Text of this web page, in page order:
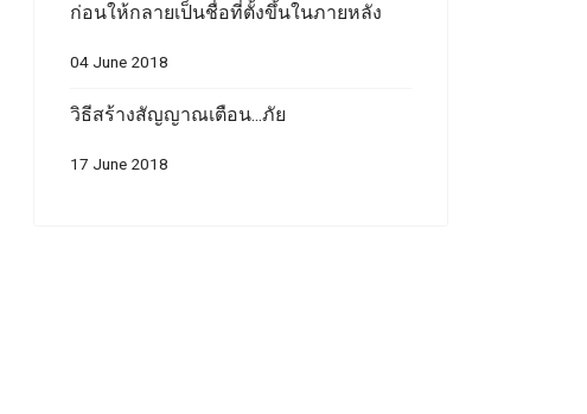
ก่อนให้กลายเป็นชื่อที่ตั้งขึ้นในภายหลัง
04 June 2018
วิธีสร้างสัญญาณเตือน...ภัย
17 June 2018